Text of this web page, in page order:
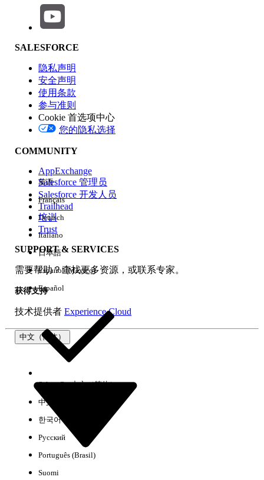
功能影响
版本
体验
以下是一些搜索提示
SALESFORCE
隐私声明
安全声明
使用条款
参与准则
Cookie 首选项中心
您的隐私选择
COMMUNITY
AppExchange
Salesforce 管理员
Salesforce 开发人员
Trailhead
培训
Trust
SUPPORT & SERVICES
需要帮助？查找更多资源，或联系专家。
获得支持
技术提供者 Experience Cloud
中文（简体）
英语
Français
Deutsch
Italiano
日本語
Español (México)
Español
Select Org中文（简体）
中文（繁体）
한국어
Русский
Português (Brasil)
Suomi